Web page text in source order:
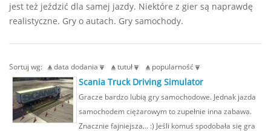
jest też jeździć dla samej jazdy. Niektóre z gier są naprawdę
realistyczne. Gry o autach. Gry samochody.
Sortuj wg: data dodania tutuł popularność
Scania Truck Driving Simulator
Gracze bardzo lubią gry samochodowe. Jednak jazda
samochodem ciężarowym to zupełnie inna zabawa.
Znacznie fajniejsza... :) Jeśli komuś spodobała się gra